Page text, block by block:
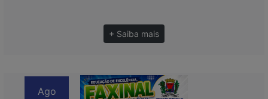
+ Saiba mais
Ago